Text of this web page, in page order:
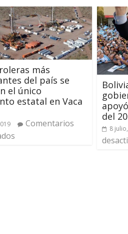
más
del país se
el único
estatal en Vaca
Comentarios
del
8